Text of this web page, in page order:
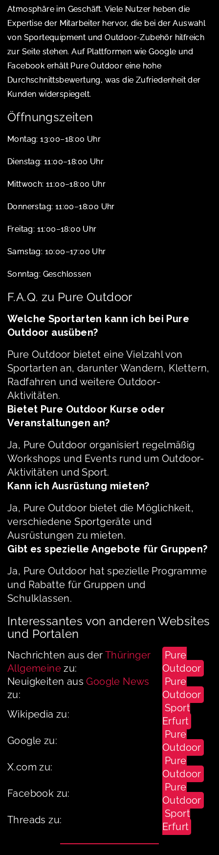
Atmosphäre im Geschäft. Viele Nutzer heben die
Expertise der Mitarbeiter hervor, die bei der Auswahl
von Sportequipment und Outdoor-Zubehör hilfreich
zur Seite stehen. Auf Plattformen wie Google und
Facebook erhält Pure Outdoor eine hohe
Durchschnittsbewertung, was die Zufriedenheit der
Kunden widerspiegelt.
Öffnungszeiten
Montag: 13:00–18:00 Uhr
Dienstag: 11:00–18:00 Uhr
Mittwoch: 11:00–18:00 Uhr
Donnerstag: 11:00–18:00 Uhr
Freitag: 11:00–18:00 Uhr
Samstag: 10:00–17:00 Uhr
Sonntag: Geschlossen
F.A.Q. zu Pure Outdoor
Welche Sportarten kann ich bei Pure
Outdoor ausüben?
Pure Outdoor bietet eine Vielzahl von
Sportarten an, darunter Wandern, Klettern,
Radfahren und weitere Outdoor-
Aktivitäten.
Bietet Pure Outdoor Kurse oder
Veranstaltungen an?
Ja, Pure Outdoor organisiert regelmäßig
Workshops und Events rund um Outdoor-
Aktivitäten und Sport.
Kann ich Ausrüstung mieten?
Ja, Pure Outdoor bietet die Möglichkeit,
verschiedene Sportgeräte und
Ausrüstungen zu mieten.
Gibt es spezielle Angebote für Gruppen?
Ja, Pure Outdoor hat spezielle Programme
und Rabatte für Gruppen und
Schulklassen.
Interessantes von anderen Websites
und Portalen
Nachrichten aus der Thüringer
Allgemeine zu:
Pure
Outdoor
Neuigkeiten ausGoogle News
zu:
Pure
Outdoor
Wikipedia zu:
Sport
Erfurt
Google zu:
Pure
Outdoor
X.com zu:
Pure
Outdoor
Facebook zu:
Pure
Outdoor
Threads zu:
Sport
Erfurt